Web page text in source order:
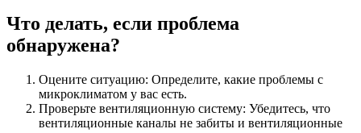
Что делать, если проблема
обнаружена?
Оцените ситуацию: Определите, какие проблемы с
микроклиматом у вас есть.
Проверьте вентиляционную систему: Убедитесь, что
вентиляционные каналы не забиты и вентиляционные